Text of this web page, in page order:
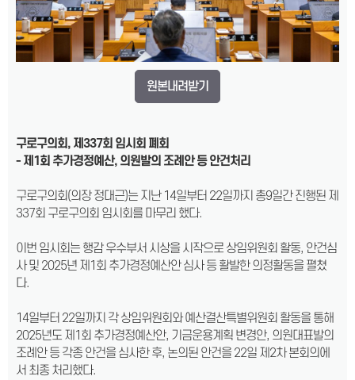
원본내려받기
구로구의회, 제337회 임시회 폐회
- 제1회 추가경정예산, 의원발의 조례안 등 안건처리
구로구의회(의장 정대근)는 지난 14일부터 22일까지 총9일간 진행된 제
337회 구로구의회 임시회를 마무리 했다.
이번 임시회는 행감 우수부서 시상을 시작으로 상임위원회 활동, 안건심
사 및 2025년 제1회 추가경정예산안 심사 등 활발한 의정활동을 펼쳤
다.
14일부터 22일까지 각 상임위원회와 예산결산특별위원회 활동을 통해
2025년도 제1회 추가경정예산안, 기금운용계획 변경안, 의원대표발의
조례안 등 각종 안건을 심사한 후, 논의된 안건을 22일 제2차 본회의에
서 최종 처리했다.